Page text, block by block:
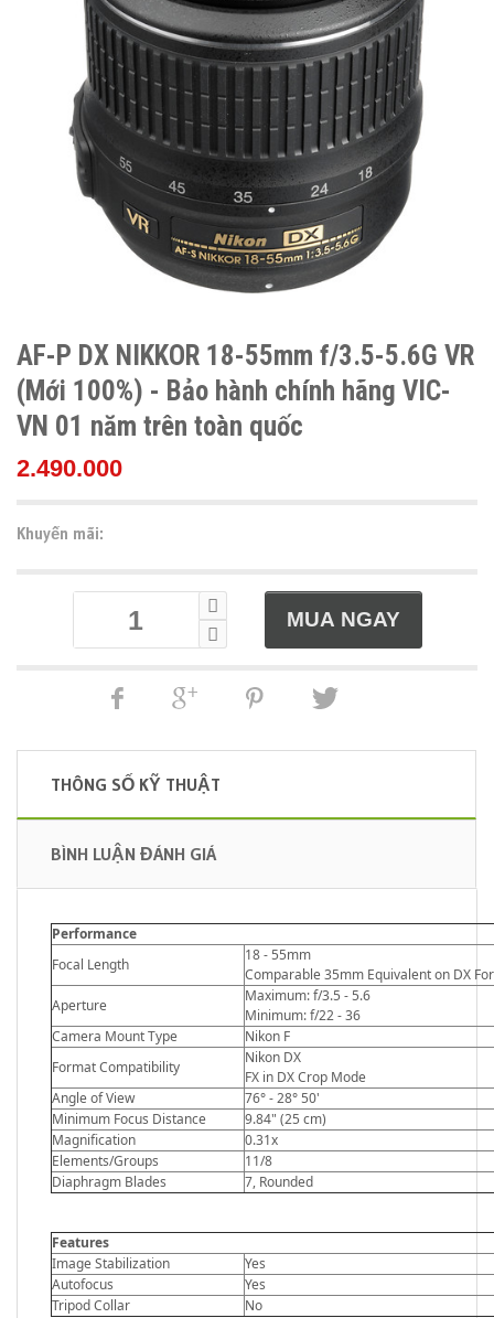
AF-P DX NIKKOR 18-55mm f/3.5-5.6G VR
(Mới 100%) - Bảo hành chính hãng VIC-
VN 01 năm trên toàn quốc
2.490.000
Khuyến mãi:
THÔNG SỐ KỸ THUẬT
BÌNH LUẬN ĐÁNH GIÁ
Performance
Focal Length
18 - 55mm
Comparable 35mm Equivalent on DX
Aperture
Maximum: f/3.5 - 5.6
Minimum: f/22 - 36
Camera Mount Type
Nikon F
Format Compatibility
Nikon DX
FX in DX Crop Mode
Angle of View
76° - 28° 50'
Minimum Focus Distance
9.84" (25 cm)
Magnification
0.31x
Elements/Groups
11/8
Diaphragm Blades
7, Rounded
Features
Image Stabilization
Yes
Autofocus
Yes
Tripod Collar
No